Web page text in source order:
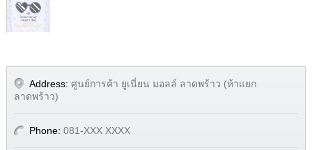
Address: ศูนย์การค้า ยูเนี่ยน มอลล์ ลาดพร้าว (ห้าแยก
ลาดพร้าว)
Phone: 081-XXX XXXX